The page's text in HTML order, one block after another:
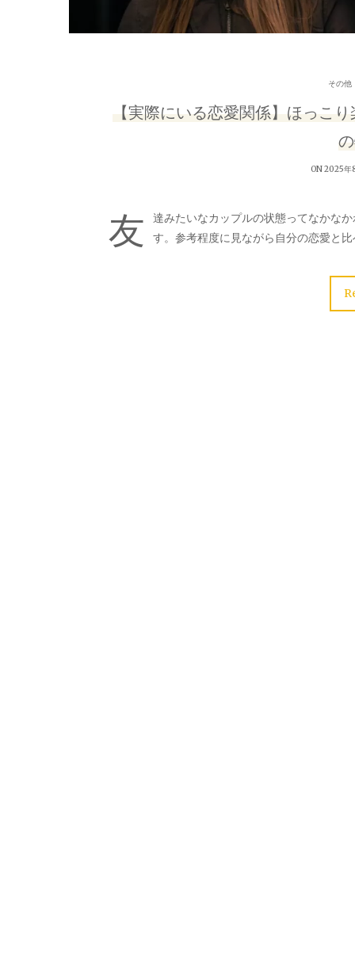
その他
【実際にいる恋愛関係】ほっこ
ON 2025年
友
達みたいなカップルの状態ってなかな
す。参考程度に見ながら自分の恋愛と